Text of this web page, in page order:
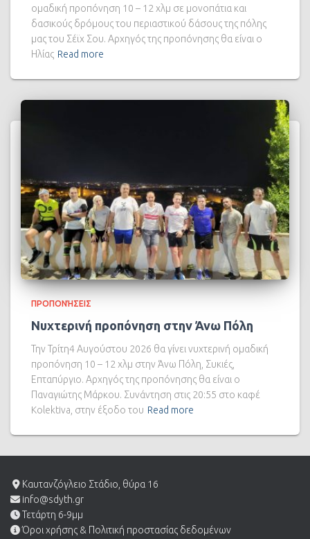
ομαδική προπόνηση 10 – 12 χλμ σε μονοπάτια και
δασικούς δρόμους του περιαστικού δάσους της πόλης
μας του Σέϊχ Σου. Αρχηγός της προπόνησης θα είναι ο
Ηλίας Read more
ΠΡΟΠΟΝΉΣΕΙΣ
Νυχτερινή προπόνηση στην Άνω Πόλη
Την Τρίτη4 Αυγούστου 2026 θα γίνει νυχτερινή ομαδική
προπόνηση 10 – 12 χλμ στην Άνω Πόλη, Συκιές,
Επταπύργιο. Αρχηγός της προπόνησης θα είναι ο
Παναγιώτης Μάρκου. Συνάντηση στις 20:55 στο καφέ
Kolektiva, στην έξοδο του Read more
Καυτανζόγλειο Στάδιο, θύρα 16
info@sdyth.gr
Τετάρτη 6-9μμ
Όροι χρήσης & Πολιτική προστασίας δεδομένων